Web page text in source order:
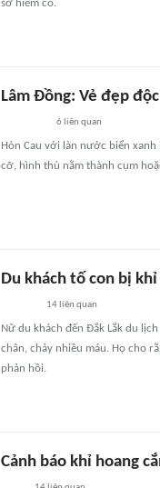
sơ hiếm có.
Lâm Đồng: Vẻ đẹp
6 liên quan
Hòn Cau với làn nước biển
cỡ, hình thù nằm thành cụm
Du khách tố con bị
14liên quan
Nữ du khách đến Đắk Lắk du
chân, chảy nhiều máu. Họ cho
phản hồi.
Cảnh báo khỉ hoang